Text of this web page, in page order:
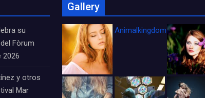
su
Fòrum
2026
y otros
Mar
Gallery
Animalkingdom_FichaCine